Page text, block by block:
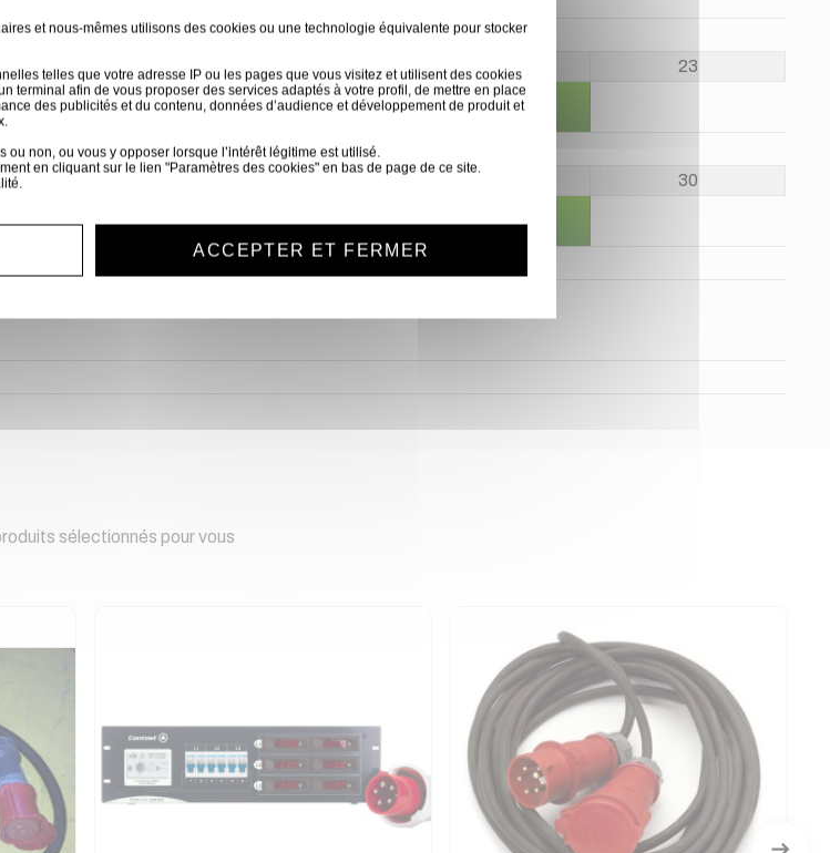
22 23
20 AOÛ 21 AOÛ 22 AOÛ
30
sélectionnés pour vous
et nous-mêmes utilisons des cookies ou une technologie équivalente pour stocker
telles que votre adresse IP ou les pages que vous visitez et utilisent des cookies
terminal afin de vous proposer des services adaptés à votre profil, de mettre en place
des publicités et du contenu, données d’audience et développement de produit et
non, ou vous y opposer lorsque l’intérêt légitime est utilisé.
en cliquant sur le lien "Paramètres des cookies" en bas de page de ce site.
.
ACCEPTER ET FERMER